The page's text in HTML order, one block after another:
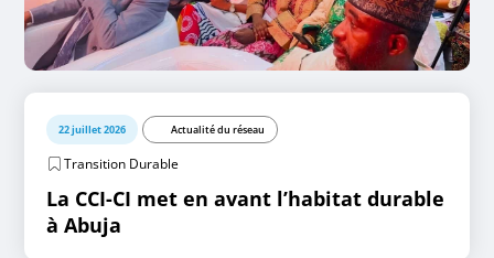
22 juillet 2026 Actualité du réseau
Transition Durable
La CCI-CI met en avant l’habitat durable
à Abuja